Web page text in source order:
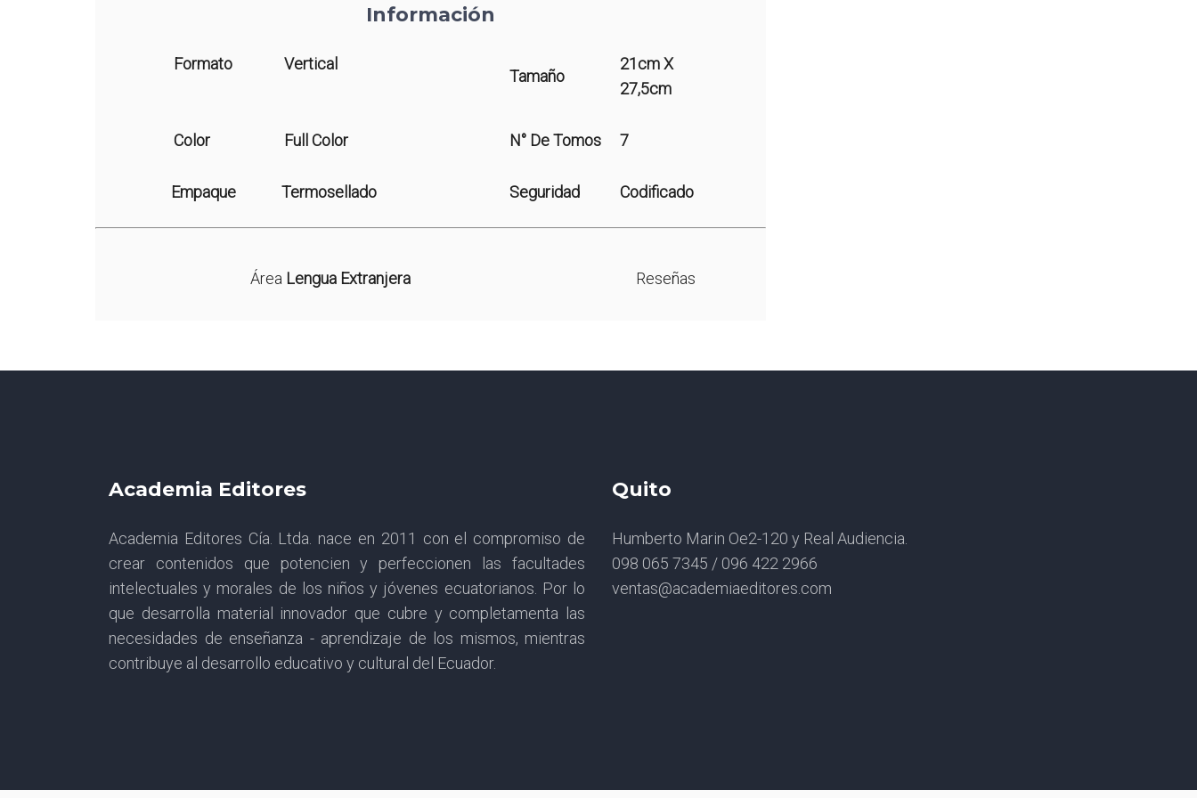
Información
Formato Vertical
Tamaño
21cm X
27,5cm
Color Full Color N° De Tomos 7
Empaque Termosellado Seguridad Codificado
Área Lengua Extranjera Reseñas
Academia Editores
Academia Editores Cía. Ltda. nace en 2011 con el compromiso de
crear contenidos que potencien y perfeccionen las facultades
intelectuales y morales de los niños y jóvenes ecuatorianos. Por lo
que desarrolla material innovador que cubre y completamenta las
necesidades de enseñanza - aprendizaje de los mismos, mientras
contribuye al desarrollo educativo y cultural del Ecuador.
Quito
Humberto Marin Oe2-120 y Real Audiencia.
098 065 7345 / 096 422 2966
ventas@academiaeditores.com